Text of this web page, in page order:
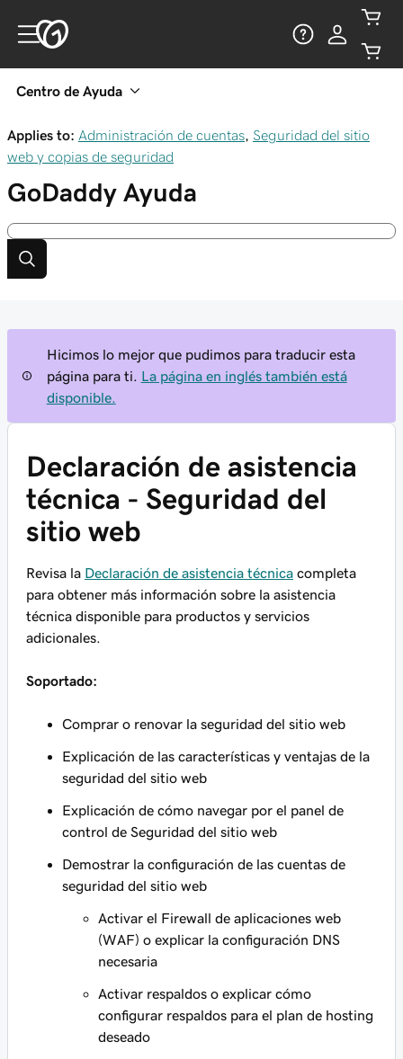
Centro de Ayuda
Applies to: Administración de cuentas
Seguridad del sitio
web y copias de seguridad
GoDaddy Ayuda
Hicimos lo mejor que pudimos para traducir esta
página para ti.
La página en inglés también está
disponible.
Declaración de asistencia
técnica - Seguridad del
sitio web
Revisa la Declaración de asistencia técnica completa
para obtener más información sobre la asistencia
técnica disponible para productos y servicios
adicionales.
Soportado:
Comprar o renovar la seguridad del sitio web
Explicación de las características y ventajas de la
seguridad del sitio web
Explicación de cómo navegar por el panel de
control de Seguridad del sitio web
Demostrar la configuración de las cuentas de
seguridad del sitio web
Activar el Firewall de aplicaciones web
(WAF) o explicar la configuración DNS
necesaria
Activar respaldos o explicar cómo
configurar respaldos para el plan de hosting
deseado